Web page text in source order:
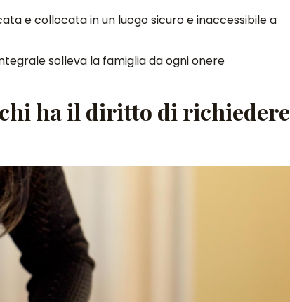
e collocata in un luogo sicuro e inaccessibile a
solleva la famiglia da ogni onere
ha il diritto di richiedere